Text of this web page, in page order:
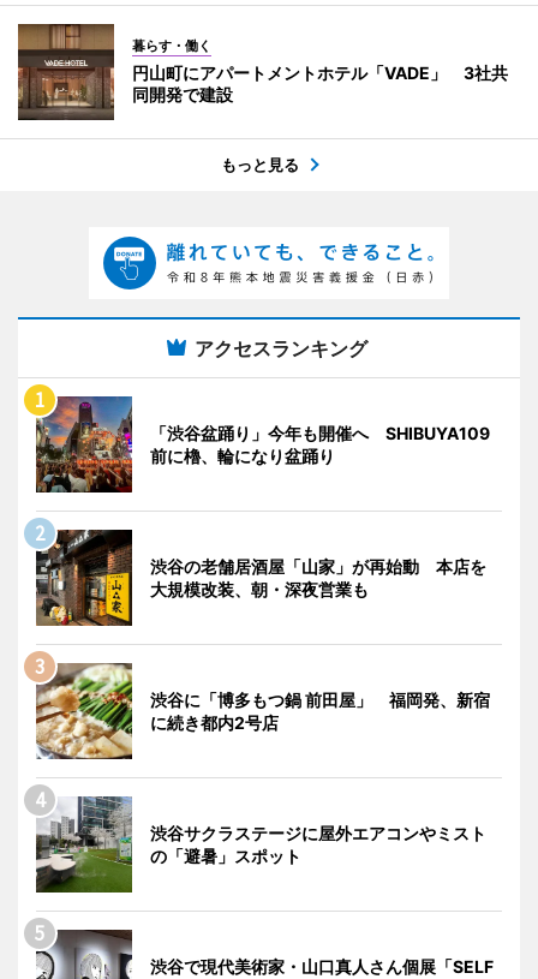
暮らす・働く
円山町にアパートメントホテル「VADE」 3社共
同開発で建設
もっと見る
アクセスランキング
「渋谷盆踊り」今年も開催へ SHIBUYA109
前に櫓、輪になり盆踊り
渋谷の老舗居酒屋「山家」が再始動 本店を
大規模改装、朝・深夜営業も
渋谷に「博多もつ鍋 前田屋」 福岡発、新宿
に続き都内2号店
渋谷サクラステージに屋外エアコンやミスト
の「避暑」スポット
渋谷で現代美術家・山口真人さん個展「SELF